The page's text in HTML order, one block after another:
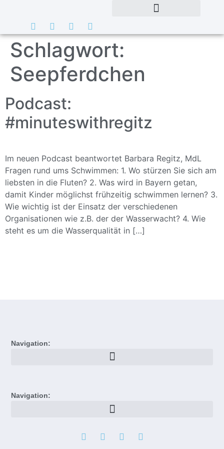
Schlagwort:
Seepferdchen
Podcast:
#minuteswithregitz
Im neuen Podcast beantwortet Barbara Regitz, MdL
Fragen rund ums Schwimmen: 1. Wo stürzen Sie sich am
liebsten in die Fluten? 2. Was wird in Bayern getan,
damit Kinder möglichst frühzeitig schwimmen lernen? 3.
Wie wichtig ist der Einsatz der verschiedenen
Organisationen wie z.B. der der Wasserwacht? 4. Wie
steht es um die Wasserqualität in […]
Navigation:
Navigation: